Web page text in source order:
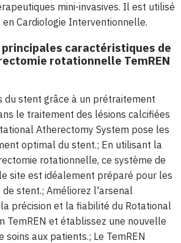
mini-invasives. Il est utilisé
Cardiologie Interventionnelle.
caractéristiques de
rotationnelle TemREN
du stent grâce à un prétraitement
le traitement des lésions calcifiées
Atherectomy System pose les
optimal du stent.; En utilisant la
rotationnelle, ce système de
site est idéalement préparé pour les
stent.; Améliorez l'arsenal
précision et la fiabilité du Rotational
TemREN et établissez une nouvelle
soins aux patients.; Le TemREN